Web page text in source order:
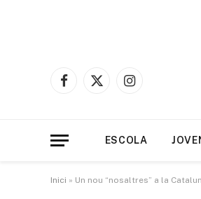
Facebook
X
Instagram
ESCOLA
Inici » Un nou “nosaltres” a la